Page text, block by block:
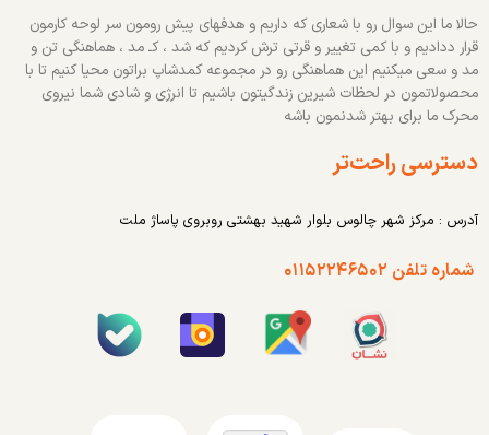
حالا ما این سوال رو با شعاری که داریم و هدفهای پیش رومون سر لوحه کارمون
قرار ددادیم و با کمی تغییر و قرتی ترش کردیم که شد ، کـ مد ، هماهنگی تن و
مد و سعی میکنیم این هماهنگی رو در مجموعه کمدشاپ براتون محیا کنیم تا با
محصولاتمون در لحظات شیرین زندگیتون باشیم تا انرژی و شادی شما نیروی
محرک ما برای بهتر شدنمون باشه
دسترسی راحت‌تر
آدرس : مرکز شهر چالوس بلوار شهید بهشتی روبروی پاساژ ملت
شماره تلفن ۰۱۱۵۲۲۴۶۵۰۲